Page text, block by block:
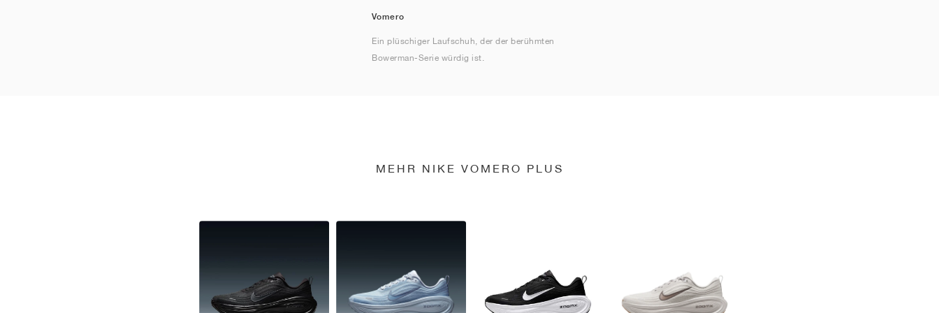
Vomero
Ein plüschiger Laufschuh, der der berühmten
Bowerman-Serie würdig ist.
MEHR NIKE VOMERO PLUS